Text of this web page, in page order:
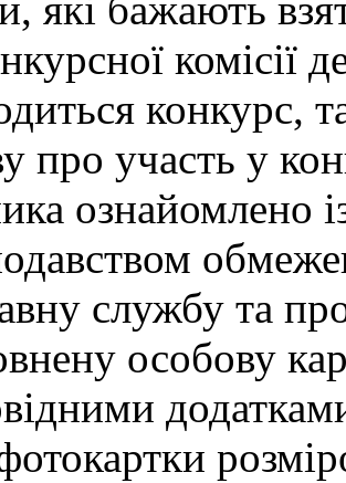
комісії
конкурс,
про участь у
ознайомлено
службу та
особову